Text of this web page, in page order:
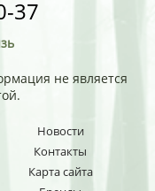
37
не является
Новости
Контакты
Карта сайта